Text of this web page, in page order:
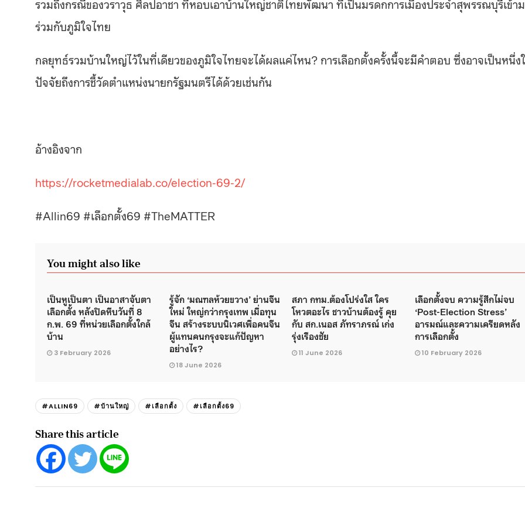
ร่วมกับภูมิใจไทย
กลยุทธ์รวมบ้านใหญ่ไว้ในที่เดียวของภูมิใจไทยจะได้ผลแค่ไหน?การเลือกตั้งครั้งนี้จะมีคำตอบ ซึ่งอาจเป็นหนึ่ง
ปัจจัยถึงการชี้วัดตำแหน่งนายกรัฐมนตรีได้ด้วยเช่นกัน
อ้างอิงจาก
https://rocketmedialab.co/election-69-2/
#Allin69 #เลือกตั้ง69 #TheMATTER
You might also like
เป็นหูเป็นตา เป็นอาสาจับตา
เลือกตั้ง หลังปิดหีบวันที่ 8
ก.พ. 69 ที่หน่วยเลือกตั้งใกล้
บ้าน
3 February 2026
รู้จัก ‘มณฑลห้วยขวาง’ ย่านจีน
ใหม่ ใหญ่กว่ากรุงเทพ เมื่อทุน
จีน สร้างระบบนิเวศเพื่อคนจีน
ผู้แทนคนกรุงจะแก้ปัญหา
อย่างไร?
18 June 2026
สภา กทม.ต้องโปร่งใส ใคร
โหวตอะไร ชาวบ้านต้องรู้ คุย
กับ สก.เนอส ภัทราภรณ์ เก่ง
รุ่งเรืองชัย
11 June 2026
เลือกตั้งจบ ความรู้สึกไม่จบ
‘Post-Election Stress’
อารมณ์และความเครียดหลัง
การเลือกตั้ง
10 February 2026
#ALLIN69 #บ้านใหญ่ #เลือกตั้ง #เลือกตั้ง69
Share this article